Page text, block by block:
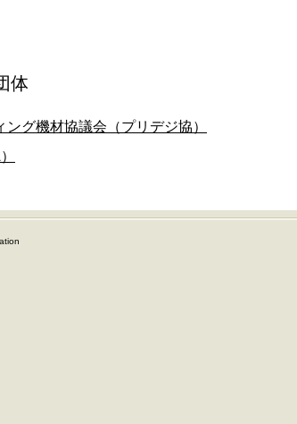
体
グ機材協議会（プリデジ協）